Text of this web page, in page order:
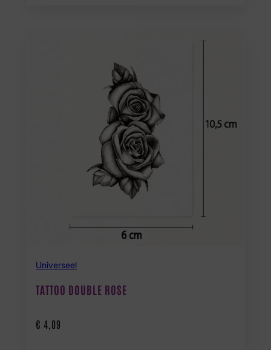
Universeel
TATTOO DOUBLE ROSE
€ 4,09